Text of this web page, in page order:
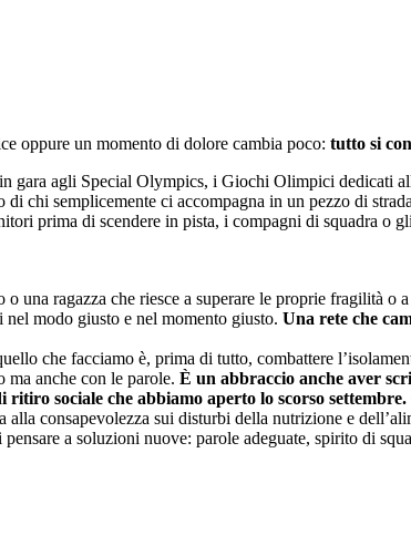
oppure un momento di dolore cambia poco: tutto si
gara agli Special Olympics, i Giochi Olimpici dedicati
chi semplicemente ci accompagna in un pezzo di
prima di scendere in pista, i compagni di squadra o
una ragazza che riesce a superare le proprie fragilità o
modo giusto e nel momento giusto. Una rete che
che facciamo è, prima di tutto, combattere
anche con le parole. È un abbraccio anche aver
sociale che abbiamo aperto lo scorso settembre.
alla consapevolezza sui disturbi della nutrizione e
a soluzioni nuove: parole adeguate, spirito di